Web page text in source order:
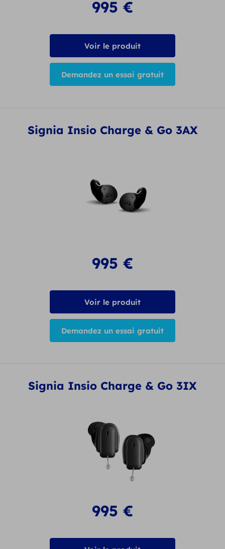
995 €
Voir le produit
Demandez un essai gratuit
Signia Insio Charge & Go 3AX
995 €
Voir le produit
Demandez un essai gratuit
Signia Insio Charge & Go 3IX
995 €